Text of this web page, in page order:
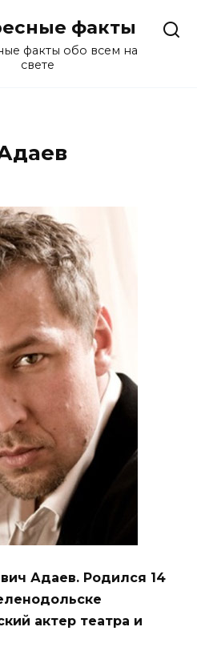
факты
факты обо всем на
свете
Адаев. Родился 14
актер театра и